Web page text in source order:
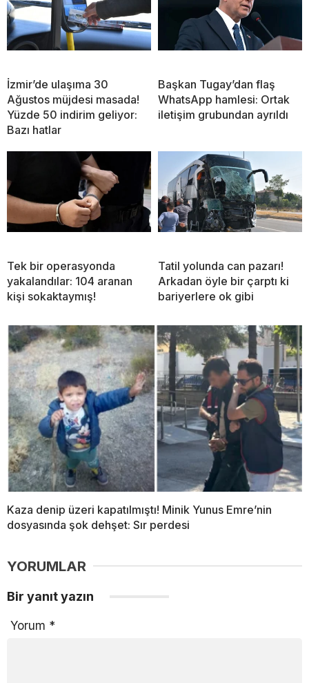
İzmir’de ulaşıma 30
Ağustos müjdesi masada!
Yüzde 50 indirim geliyor:
Bazı hatlar
Başkan Tugay’dan flaş
WhatsApp hamlesi: Ortak
iletişim grubundan ayrıldı
Tek bir operasyonda
yakalandılar: 104 aranan
kişi sokaktaymış!
Tatil yolunda can pazarı!
Arkadan öyle bir çarptı ki
bariyerlere ok gibi
Kaza denip üzeri kapatılmıştı! Minik Yunus Emre’nin
dosyasında şok dehşet: Sır perdesi
YORUMLAR
Bir yanıt yazın
Yorum *